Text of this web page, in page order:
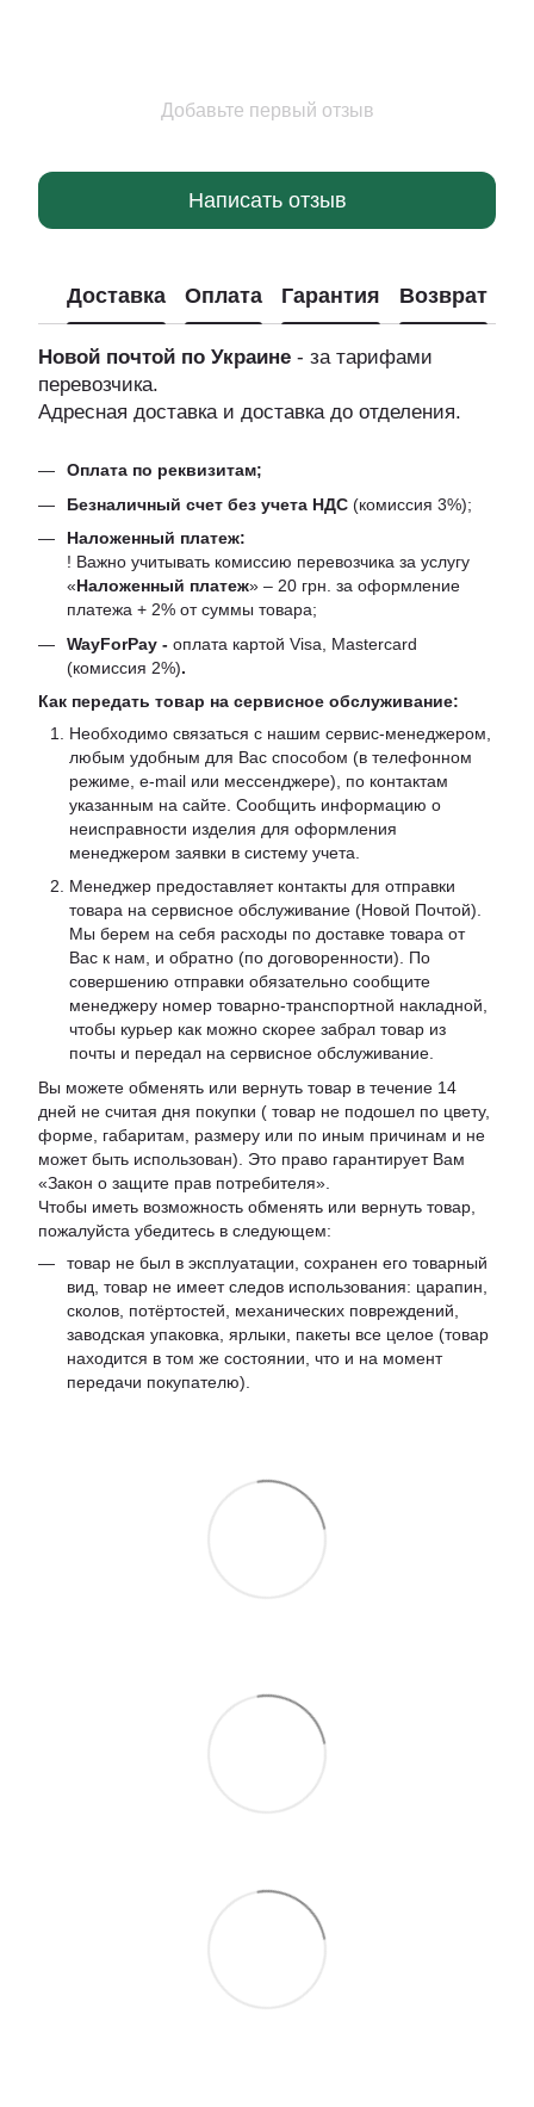
Добавьте первый отзыв
Написать отзыв
Доставка Оплата Гарантия Возврат
Новой почтой по Украине - за тарифами
перевозчика.
Адресная доставка и доставка до отделения.
Оплата по реквизитам;
Безналичный счет без учета НДС (комиссия 3%);
Наложенный платеж:
! Важно учитывать комиссию перевозчика за услугу
«Наложенный платеж» – 20 грн. за оформление
платежа + 2% от суммы товара;
WayForPay - оплата картой Visa, Mastercard
(комиссия 2%).
Как передать товар на сервисное обслуживание:
Необходимо связаться с нашим сервис-менеджером,
любым удобным для Вас способом (в телефонном
режиме, e-mail или мессенджере), по контактам
указанным на сайте. Сообщить информацию о
неисправности изделия для оформления
менеджером заявки в систему учета.
Менеджер предоставляет контакты для отправки
товара на сервисное обслуживание (Новой Почтой).
Мы берем на себя расходы по доставке товара от
Вас к нам, и обратно (по договоренности). По
совершению отправки обязательно сообщите
менеджеру номер товарно-транспортной накладной,
чтобы курьер как можно скорее забрал товар из
почты и передал на сервисное обслуживание.
Вы можете обменять или вернуть товар в течение 14
дней не считая дня покупки ( товар не подошел по цвету,
форме, габаритам, размеру или по иным причинам и не
может быть использован). Это право гарантирует Вам
«Закон о защите прав потребителя».
Чтобы иметь возможность обменять или вернуть товар,
пожалуйста убедитесь в следующем:
товар не был в эксплуатации, сохранен его товарный
вид, товар не имеет следов использования: царапин,
сколов, потёртостей, механических повреждений,
заводская упаковка, ярлыки, пакеты все целое (товар
находится в том же состоянии, что и на момент
передачи покупателю).